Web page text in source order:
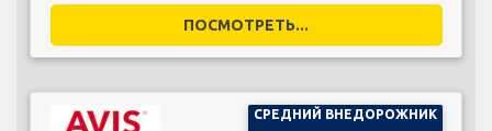
ПОСМОТРЕТЬ...
СРЕДНИЙ ВНЕДОРОЖНИК